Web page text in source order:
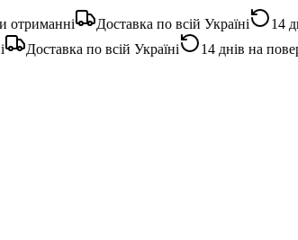
Доставка по всій Україні 14
Доставка по всій Україні
14 днів на